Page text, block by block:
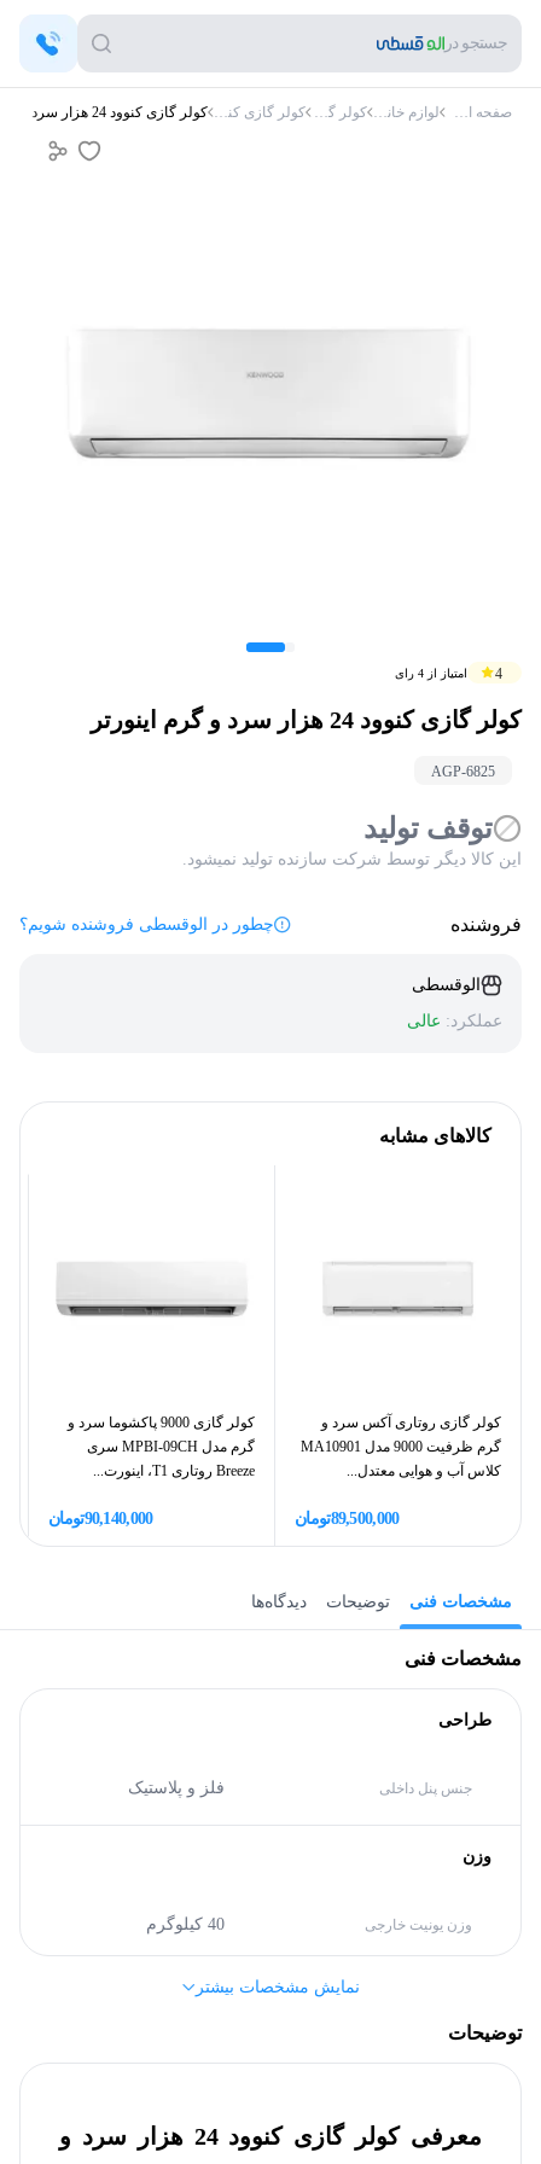
جستجو در
صفحه اصلی لوازم خانگی کولر گازی کولر گازی کنوود کولر گازی کنوود 24 هزار سرد و گرم اینورتر
4 امتیاز از 4 رای
کولر گازی کنوود 24 هزار سرد و گرم اینورتر
AGP-6825
توقف تولید
این کالا دیگر توسط شرکت سازنده تولید نمیشود.
فروشنده چطور در الوقسطی فروشنده شویم؟
الوقسطی
عملکرد: عالی
کالاهای مشابه
کولر گازی روتاری آکس سرد و
گرم ظرفیت 9000 مدل MA10901
کلاس آب و هوایی معتدل...
89,500,000تومان
کولر گازی 9000 پاکشوما سرد و
گرم مدل MPBI-09CH سری
Breeze روتاری T1، اینورت...
90,140,000تومان
مشخصات فنی توضیحات دیدگاه‌ها
مشخصات فنی
طراحی
جنس پنل داخلی فلز و پلاستیک
وزن
وزن یونیت خارجی 40 کیلوگرم
14 کیلوگرم
منبع تغذیه و برق
گرید انرژی A
نمایش مشخصات بیشتر
توضیحات
معرفی کولر گازی کنوود 24 هزار سرد و